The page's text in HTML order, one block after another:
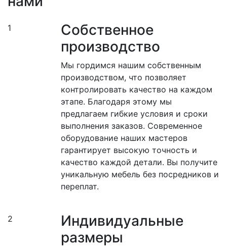
1
Собственное
производство
Мы гордимся нашим собственным
производством, что позволяет
контролировать качество на каждом
этапе. Благодаря этому мы
предлагаем гибкие условия и сроки
выполнения заказов. Современное
оборудование наших мастеров
гарантирует высокую точность и
качество каждой детали. Вы получите
уникальную мебель без посредников и
переплат.
2
Индивидуальные
размеры